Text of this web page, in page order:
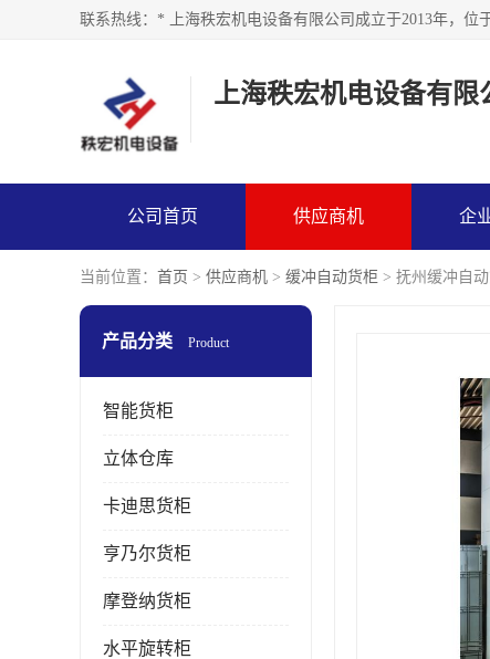
上海秩宏机电设备有限
公司首页 供应商机 企
当前位置： 首页 > 供应商机 > 缓冲自动货柜 > 抚州缓冲自
产品分类 Product
智能货柜
立体仓库
卡迪思货柜
亨乃尔货柜
摩登纳货柜
水平旋转柜